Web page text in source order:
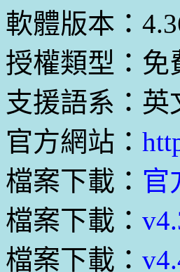
軟體版本：
授權類型：免
支援語系：英
官方網站：
檔案下載： 官
檔案下載：
檔案下載：